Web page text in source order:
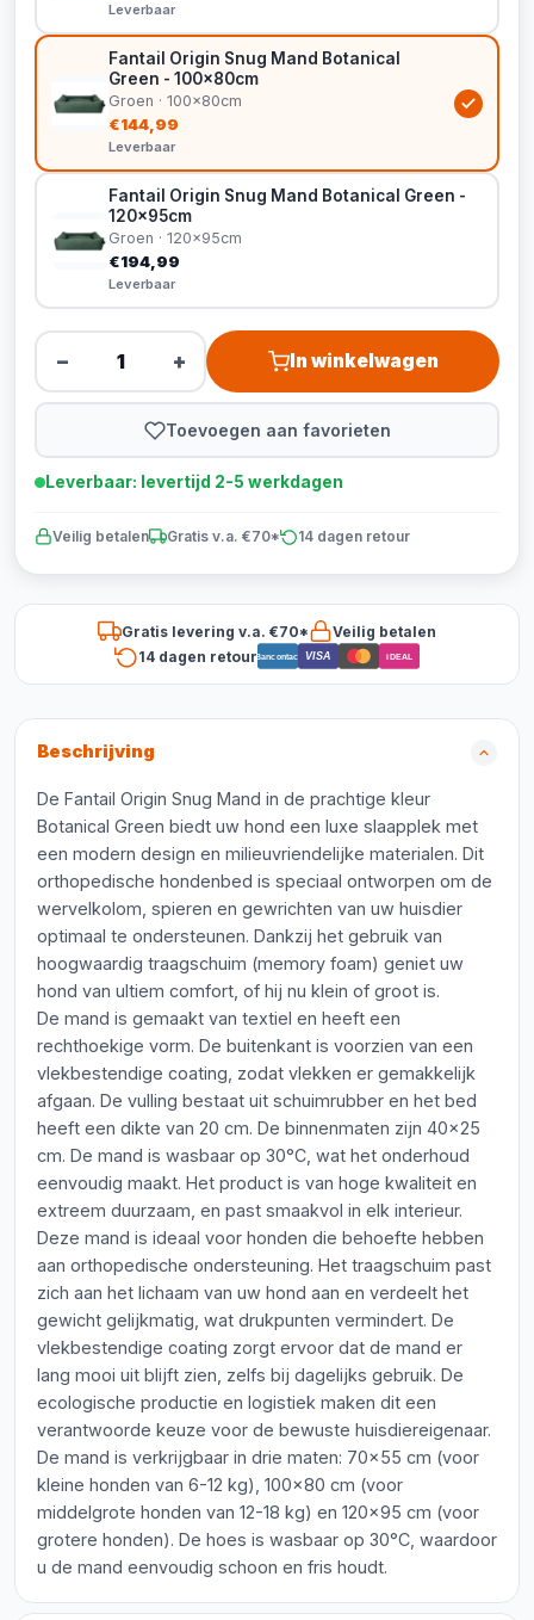
Leverbaar
Fantail Origin Snug Mand Botanical
Green - 100x80cm
Groen · 100x80cm
€144,99
Leverbaar
Fantail Origin Snug Mand Botanical Green -
120x95cm
Groen · 120x95cm
€194,99
Leverbaar
− + In winkelwagen
Toevoegen aan favorieten
Leverbaar: levertijd 2-5 werkdagen
Veilig betalen Gratis v.a. €70* 14 dagen retour
Gratis levering v.a. €70*
Veilig betalen
14 dagen retourBancontact VISA iDEAL
Beschrijving
De Fantail Origin Snug Mand in de prachtige kleur
Botanical Green biedt uw hond een luxe slaapplek met
een modern design en milieuvriendelijke materialen. Dit
orthopedische hondenbed is speciaal ontworpen om de
wervelkolom, spieren en gewrichten van uw huisdier
optimaal te ondersteunen. Dankzij het gebruik van
hoogwaardig traagschuim (memory foam) geniet uw
hond van ultiem comfort, of hij nu klein of groot is.
De mand is gemaakt van textiel en heeft een
rechthoekige vorm. De buitenkant is voorzien van een
vlekbestendige coating, zodat vlekken er gemakkelijk
afgaan. De vulling bestaat uit schuimrubber en het bed
heeft een dikte van 20 cm. De binnenmaten zijn 40x25
cm. De mand is wasbaar op 30°C, wat het onderhoud
eenvoudig maakt. Het product is van hoge kwaliteit en
extreem duurzaam, en past smaakvol in elk interieur.
Deze mand is ideaal voor honden die behoefte hebben
aan orthopedische ondersteuning. Het traagschuim past
zich aan het lichaam van uw hond aan en verdeelt het
gewicht gelijkmatig, wat drukpunten vermindert. De
vlekbestendige coating zorgt ervoor dat de mand er
lang mooi uit blijft zien, zelfs bij dagelijks gebruik. De
ecologische productie en logistiek maken dit een
verantwoorde keuze voor de bewuste huisdiereigenaar.
De mand is verkrijgbaar in drie maten: 70x55 cm (voor
kleine honden van 6-12 kg), 100x80 cm (voor
middelgrote honden van 12-18 kg) en 120x95 cm (voor
grotere honden). De hoes is wasbaar op 30°C, waardoor
u de mand eenvoudig schoon en fris houdt.